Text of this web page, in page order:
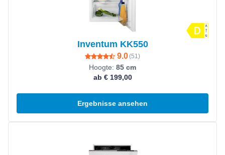
Inventum KK550
9.0(51 )
Hoogte: 85 cm
ab € 199,00
Ergebnisse ansehen